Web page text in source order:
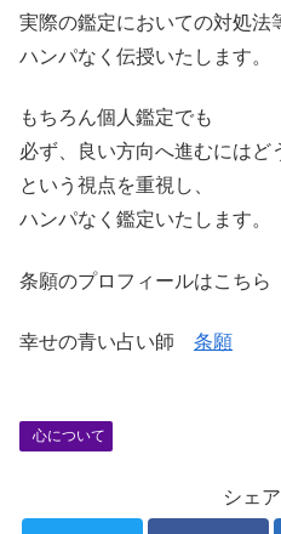
実際の鑑定においての対処法
ハンパなく伝授いたします。
もちろん個人鑑定でも
必ず、良い方向へ進むにはど
という視点を重視し、
ハンパなく鑑定いたします。
条願のプロフィールはこちら
幸せの青い占い師 条願
心について
シェ